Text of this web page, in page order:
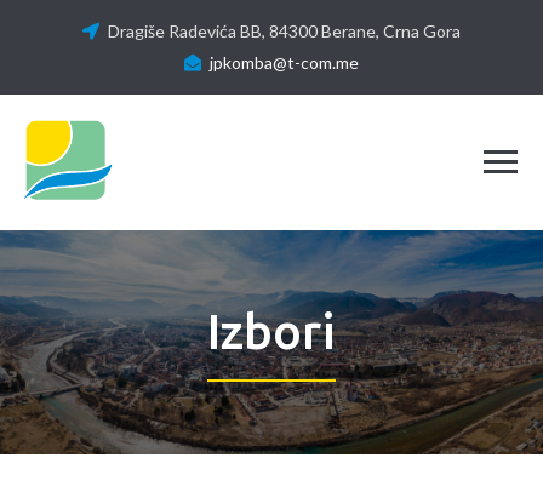
Dragiše Radevića BB, 84300 Berane, Crna Gora
jpkomba@t-com.me
Izbori